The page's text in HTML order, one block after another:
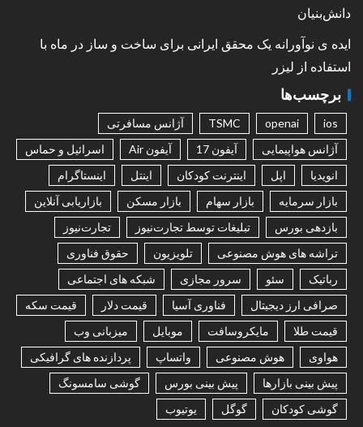
دانش‌بنیان
ایده ی نوآورانه یک محقق ایرانی برای ساخت و ساز در ماه با
استفاده از لیزر
برچسب‌ها
ios
openai
TSMC
آژانس مسافرتی
آژانس هواپیمایی
آیفون 17 آیفون Air
اسرائیل و حماس
انویدیا
اپل اینترنت کودکان اینتل
اینستاگرام
بازار سرمایه
بازار سهام بازار مسکن
بازاریابی آنلاین
بازدهی بورس
تبلیغات توسط تجارت‌نیوز
تجارت‌نیوز
تراشه های هوش مصنوعی
تلویزیون
حقوق فناوری
رباتیک
سئو سرور مجازی
شبکه های اجتماعی
صرافی ارز دیجیتال
فناوری آسیا قیمت دلار
قیمت سکه
قیمت طلا
مایکروسافت موبایل
میزبانی وب
هواوی
هوش مصنوعی واتساپ
پردازنده های گرافیکی
پیش بینی بازارها
پیش بینی بورس
گوشی سامسونگ
گوشی کودکان
گوگل یوتیوب